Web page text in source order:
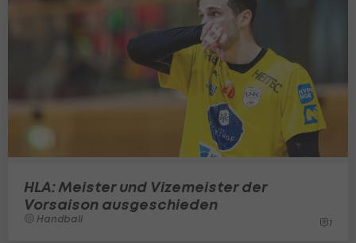
HLA: Meister und Vizemeister der
Vorsaison ausgeschieden
Handball 1